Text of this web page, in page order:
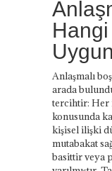
Anlaşmalı
arada
tercihtir: Her
konusunda
kişisel ilişki
mutabakat
basittir veya